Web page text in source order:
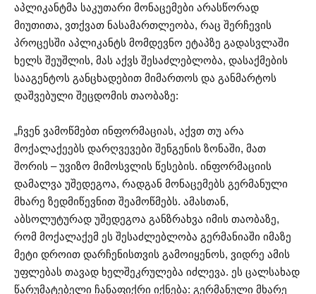
აპლიკანტმა საკუთარი მონაცემები არასწორად
მიუთითა, ვთქვათ ნასამართლეობა, რაც შერჩევის
პროცესში აპლიკანტს მომდევნო ეტაპზე გადასვლაში
ხელს შეუშლის, მას აქვს შესაძლებლობა, დასაქმების
სააგენტოს განცხადებით მიმართოს და განმარტოს
დაშვებული შეცდომის თაობაზე:
„ჩვენ ვამოწმებთ ინფორმაციას, აქვთ თუ არა
მოქალაქეებს დარღვევები შენგენის ზონაში, მათ
შორის – უვიზო მიმოსვლის წესების. ინფორმაციის
დამალვა უშედეგოა, რადგან მონაცემებს გერმანული
მხარე ზედმიწევნით შეამოწმებს. ამასთან,
აბსოლუტურად უშედეგოა განზრახვა იმის თაობაზე,
რომ მოქალაქემ ეს შესაძლებლობა გერმანიაში იმაზე
მეტი დროით დარჩენისთვის გამოიყენოს, ვიდრე ამის
უფლებას თავად ხელშეკრულება იძლევა. ეს ცალსახად
წარუმატებელი ჩანაფიქრი იქნება: გერმანული მხარე